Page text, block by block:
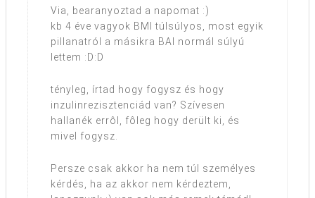
Via, bearanyoztad a napomat :)
kb 4 éve vagyok BMI túlsúlyos, most egyik
pillanatról a másikra BAI normál súlyú
lettem :D:D
tényleg, írtad hogy fogysz és hogy
inzulinrezisztenciád van? Szívesen
hallanék errôl, fôleg hogy derült ki, és
mivel fogysz.
Persze csak akkor ha nem túl személyes
kérdés, ha az akkor nem kérdeztem,